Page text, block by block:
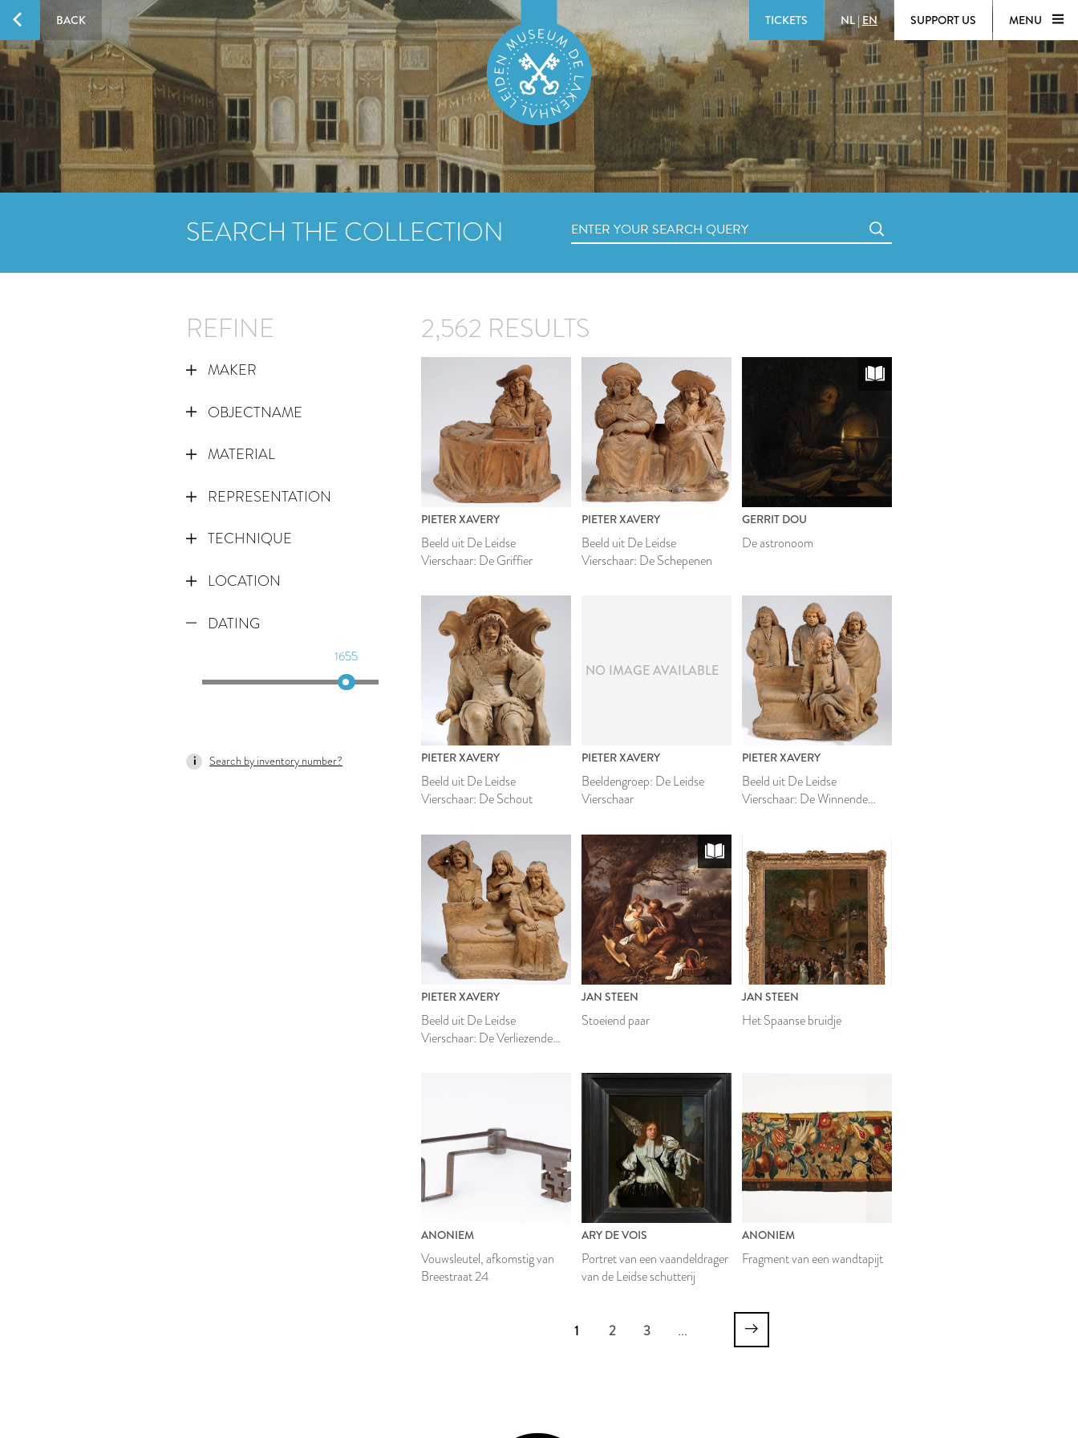
BACK TICKETS NL | EN SUPPORT US MENU
SEARCH THE COLLECTION
REFINE
MAKER
OBJECTNAME
MATERIAL
REPRESENTATION
TECHNIQUE
LOCATION
DATING
1655
1675
Search by inventory number?
2,562 RESULTS
PIETER XAVERY
Beeld uit De Leidse
Vierschaar: De Griffier
PIETER XAVERY
Beeld uit De Leidse
Vierschaar: De Schepenen
GERRIT DOU
De astronoom
PIETER XAVERY
Beeld uit De Leidse
Vierschaar: De Schout
NO IMAGE AVAILABLE
PIETER XAVERY
Beeldengroep: De Leidse
Vierschaar
PIETER XAVERY
Beeld uit De Leidse
Vierschaar: De Winnende
PIETER XAVERY
Beeld uit De Leidse
Vierschaar: De Verliezende
JAN STEEN
Stoeiend paar
JAN STEEN
Het Spaanse bruidje
ANONIEM
Vouwsleutel, afkomstig van
Breestraat 24
ARY DE VOIS
Portret van een vaandeldrager
van de Leidse schutterij
ANONIEM
Fragment van een wandtapijt
1 2 3 ...